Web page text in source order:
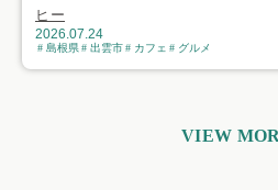
ヒー
2026.07.24
島根県 出雲市 カフェ グルメ
VIEW